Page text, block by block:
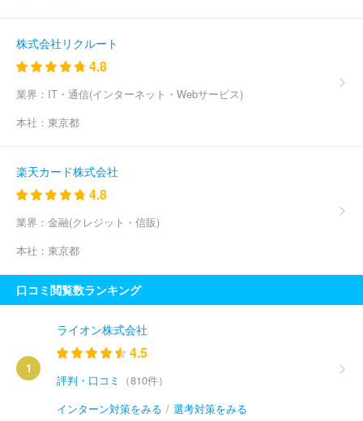
株式会社リクルート
4.8
業界： IT・通信(インターネット・Webサービス)
本社： 東京都
楽天カード株式会社
4.8
業界： 金融(クレジット・信販)
本社： 東京都
口コミ閲覧数ランキング
1
ライオン株式会社
4.5
評判・口コミ
（810件）
インターン対策をみる / 選考対策をみる